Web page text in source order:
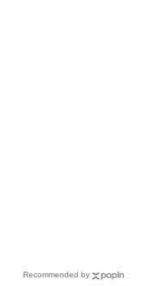
Recommended by